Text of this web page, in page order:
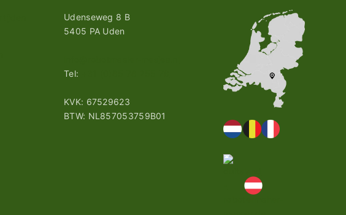
Udenseweg 8 B
5405 PA Uden
Tel:
KVK: 67529623
BTW: NL857053759B01